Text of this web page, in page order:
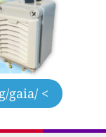
gaia/ <